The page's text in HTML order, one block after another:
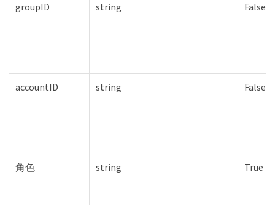
groupID string False
accountID string False
角色 string True